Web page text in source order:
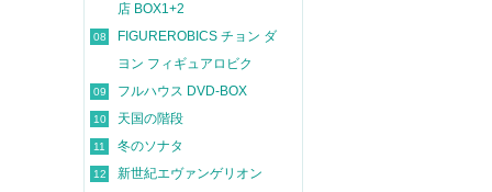
店 BOX1+2
08
FIGUREROBICS チョン ダ
ヨン フィギュアロビク
09 フルハウス DVD-BOX
10 天国の階段
11 冬のソナタ
12 新世紀エヴァンゲリオン